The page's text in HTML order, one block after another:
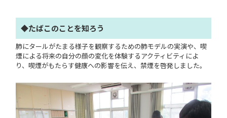
◆たばこのことを知ろう
肺にタールがたまる様子を観察するための肺モデルの実演や、喫
煙による将来の自分の顔の変化を体験するアクティビティによ
り、喫煙がもたらす健康への影響を伝え、禁煙を啓発しました。